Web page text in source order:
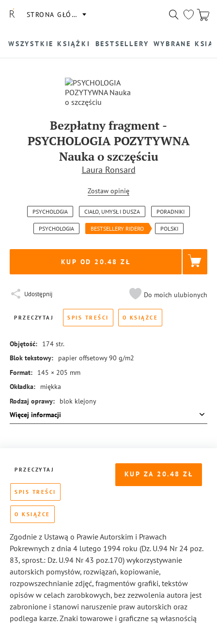
STRONA GŁÓWNA
WSZYSTKIE KSIĄŻKI BESTSELLERY WYBRANE
Bezpłatny fragment-
PSYCHOLOGIA POZYTYWNA
Nauka o szczęściu
Laura Ronsard
Zostaw opinię
PSYCHOLOGIA CIAŁO, UMYSŁ I DUSZA PORADNIKI
PSYCHOLOGIA BESTSELLERY RIDERO POLSKI
KUP OD 20.48
Udostępnij Do moich ulubionych
PRZECZYTAJ SPIS TREŚCI O KSIĄŻCE
Objętość: 174 str.
Blok tekstowy:
papier offsetowy 90 g/m2
Format:
145 × 205 mm
Okładka:
miękka
Rodzaj oprawy:
blok klejony
ISBN:
978-83-8414-807-5
Więcej informacji
KUP ZA 20.48
PRZECZYTAJ
SPIS TREŚCI
O KSIĄŻCE
Zgodnie z Ustawą o Prawie Autorskim i Prawach
Pokrewnych z dnia 4 lutego 1994 roku (Dz. U.94 Nr 24 poz.
83, sprost.: Dz. U.94 Nr 43 poz.170) wykorzystywanie
autorskich pomysłów, rozwiązań, kopiowanie,
rozpowszechnianie zdjęć, fragmentów grafiki, tekstów
opisów w celach zarobkowych, bez zezwolenia autora jest
zabronione i stanowi naruszenie praw autorskich oraz
podlega karze. Znaki towarowe i graficzne są własnością